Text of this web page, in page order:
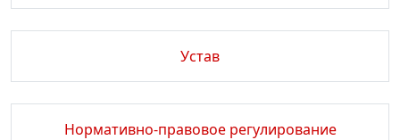
Устав
Нормативно-правовое регулирование